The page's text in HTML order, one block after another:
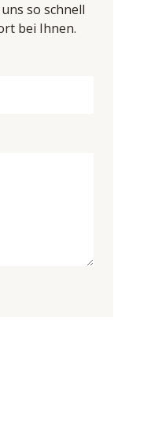
so schnell
bei Ihnen.